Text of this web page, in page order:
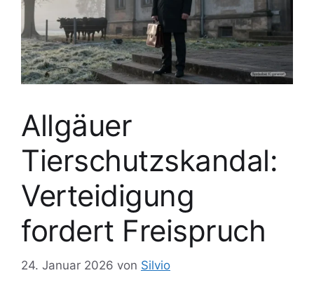
Allgäuer
Tierschutzskandal:
Verteidigung
fordert Freispruch
24. Januar 2026 von Silvio